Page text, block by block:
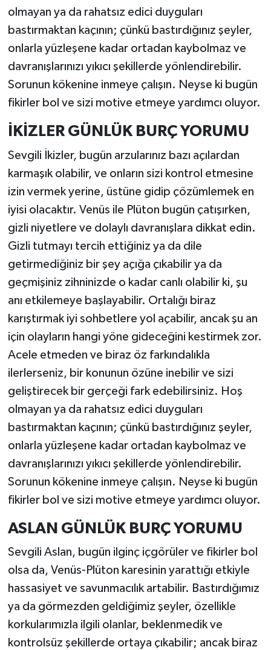
olmayan ya da rahatsız edici duyguları
bastırmaktan kaçının; çünkü bastırdığınız şeyler,
onlarla yüzleşene kadar ortadan kaybolmaz ve
davranışlarınızı yıkıcı şekillerde yönlendirebilir.
Sorunun kökenine inmeye çalışın. Neyse ki bugün
fikirler bol ve sizi motive etmeye yardımcı oluyor.
İKİZLER GÜNLÜK BURÇ YORUMU
Sevgili İkizler, bugün arzularınız bazı açılardan
karmaşık olabilir, ve onların sizi kontrol etmesine
izin vermek yerine, üstüne gidip çözümlemek en
iyisi olacaktır. Venüs ile Plüton bugün çatışırken,
gizli niyetlere ve dolaylı davranışlara dikkat edin.
Gizli tutmayı tercih ettiğiniz ya da dile
getirmediğiniz bir şey açığa çıkabilir ya da
geçmişiniz zihninizde o kadar canlı olabilir ki, şu
anı etkilemeye başlayabilir. Ortalığı biraz
karıştırmak iyi sohbetlere yol açabilir, ancak şu an
için olayların hangi yöne gideceğini kestirmek zor.
Acele etmeden ve biraz öz farkındalıkla
ilerlerseniz, bir konunun özüne inebilir ve sizi
geliştirecek bir gerçeği fark edebilirsiniz. Hoş
olmayan ya da rahatsız edici duyguları
bastırmaktan kaçının; çünkü bastırdığınız şeyler,
onlarla yüzleşene kadar ortadan kaybolmaz ve
davranışlarınızı yıkıcı şekillerde yönlendirebilir.
Sorunun kökenine inmeye çalışın. Neyse ki bugün
fikirler bol ve sizi motive etmeye yardımcı oluyor.
ASLAN GÜNLÜK BURÇ YORUMU
Sevgili Aslan, bugün ilginç içgörüler ve fikirler bol
olsa da, Venüs-Plüton karesinin yarattığı etkiyle
hassasiyet ve savunmacılık artabilir. Bastırdığımız
ya da görmezden geldiğimiz şeyler, özellikle
korkularımızla ilgili olanlar, beklenmedik ve
kontrolsüz şekillerde ortaya çıkabilir; ancak biraz